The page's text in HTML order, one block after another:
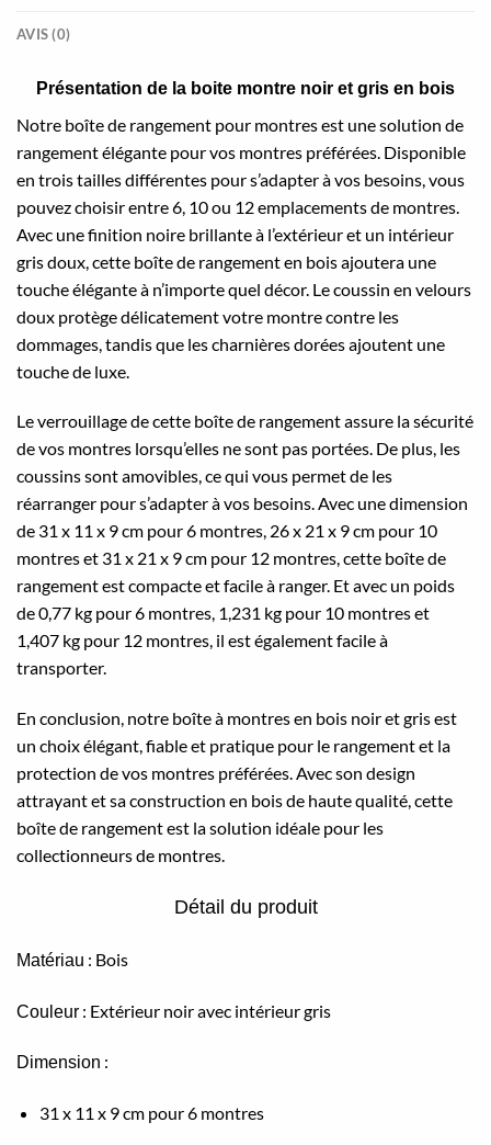
AVIS (0)
Présentation de la boite montre noir et gris en bois
Notre boîte de rangement pour montres est une solution de
rangement élégante pour vos montres préférées. Disponible
en trois tailles différentes pour s’adapter à vos besoins, vous
pouvez choisir entre 6, 10 ou 12 emplacements de montres.
Avec une finition noire brillante à l’extérieur et un intérieur
gris doux, cette boîte de rangement en bois ajoutera une
touche élégante à n’importe quel décor. Le coussin en velours
doux protège délicatement votre montre contre les
dommages, tandis que les charnières dorées ajoutent une
touche de luxe.
Le verrouillage de cette boîte de rangement assure la sécurité
de vos montres lorsqu’elles ne sont pas portées. De plus, les
coussins sont amovibles, ce qui vous permet de les
réarranger pour s’adapter à vos besoins. Avec une dimension
de 31 x 11 x 9 cm pour 6 montres, 26 x 21 x 9 cm pour 10
montres et 31 x 21 x 9 cm pour 12 montres, cette boîte de
rangement est compacte et facile à ranger. Et avec un poids
de 0,77 kg pour 6 montres, 1,231 kg pour 10 montres et
1,407 kg pour 12 montres, il est également facile à
transporter.
En conclusion, notre boîte à montres en bois noir et gris est
un choix élégant, fiable et pratique pour le rangement et la
protection de vos montres préférées. Avec son design
attrayant et sa construction en bois de haute qualité, cette
boîte de rangement est la solution idéale pour les
collectionneurs de montres.
Détail du produit
Matériau : Bois
Couleur : Extérieur noir avec intérieur gris
Dimension :
31 x 11 x 9 cm pour 6 montres